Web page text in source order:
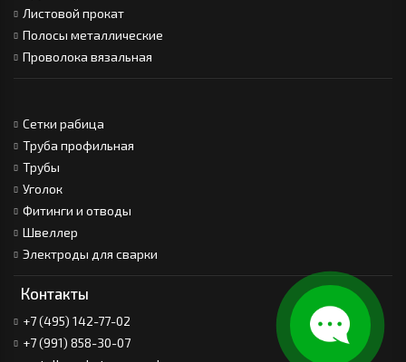
Листовой прокат
Полосы металлические
Проволока вязальная
Сетки рабица
Труба профильная
Трубы
Уголок
Фитинги и отводы
Швеллер
Электроды для сварки
Контакты
+7 (495) 142-77-02
+7 (991) 858-30-07